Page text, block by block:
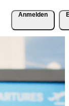
Anmelden